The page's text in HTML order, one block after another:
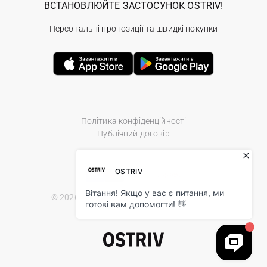
Політика конфіденційності
Публічний договір
© 2026 Ostriv.ua Store. All Rights Reserved.
ВСТАНОВЛЮЙТЕ ЗАСТОСУНОК OSTRIV!
Персональні пропозиції та швидкі покупки